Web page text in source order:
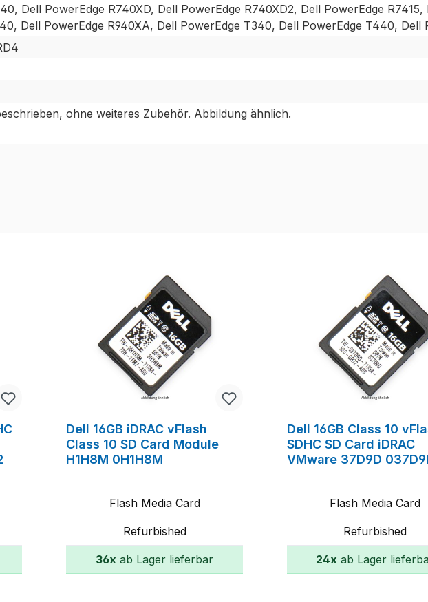
Dell PowerEdge R740XD, Dell PowerEdge R740XD2, Dell PowerEdge
Dell PowerEdge R940XA, Dell PowerEdge T340, Dell PowerEdge T440, Dell
ohne weiteres Zubehör. Abbildung ähnlich.
Dell 16GB iDRAC vFlash
Class 10 SD Card Module
H1H8M 0H1H8M
Flash Media Card
Refurbished
36x ab Lager lieferbar
Dell 16GB Class 10
SDHC SD Card iDRAC
VMware 37D9D
Flash Media Card
Refurbished
24x ab Lager